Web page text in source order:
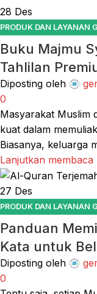
28 Des
PRODUK DAN LAYANAN
Buku Majmu
Tahlilan
Diposting oleh
0
Masyarakat Muslim
kuat dalam
Biasanya, keluarga
Lanjutkan membaca
27 Des
PRODUK DAN LAYANAN
Panduan
Kata untuk
Diposting oleh
0